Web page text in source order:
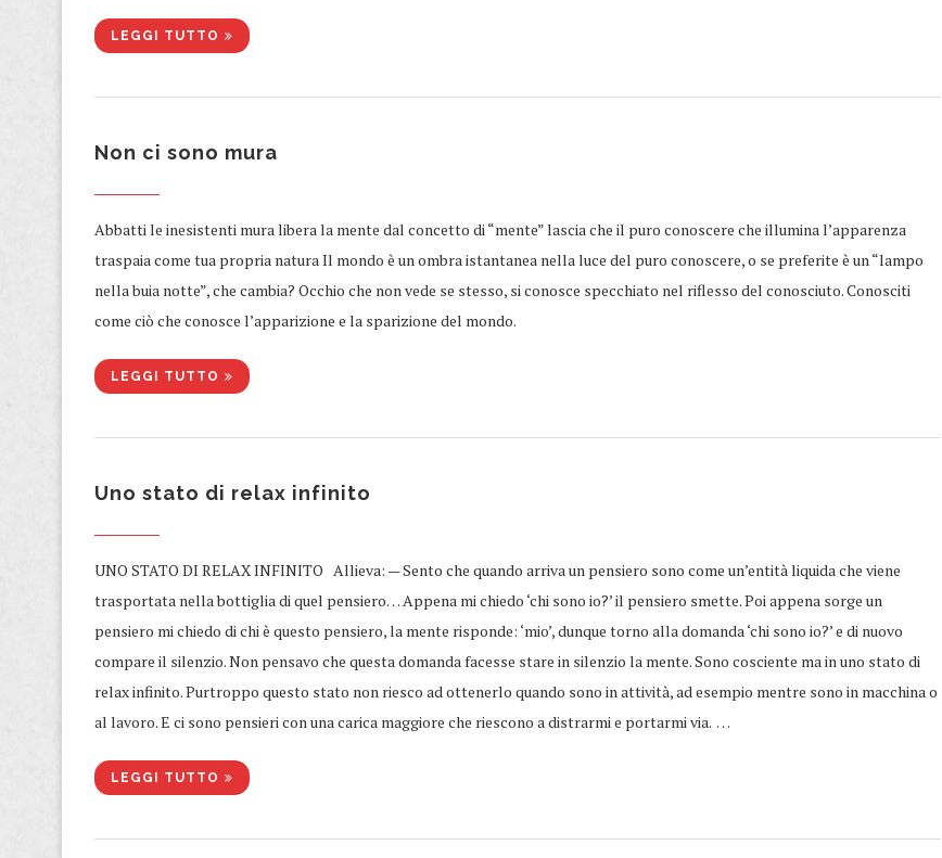
LEGGI TUTTO
Non ci sono mura
Abbatti le inesistenti mura libera la mente dal concetto di “mente” lascia che il puro conoscere che illumina l’apparenza
traspaia come tua propria natura Il mondo è un ombra istantanea nella luce del puro conoscere, o se preferite è un “lampo
nella buia notte”, che cambia? Occhio che non vede se stesso, si conosce specchiato nel riflesso del conosciuto. Conosciti
come ciò che conosce l’apparizione e la sparizione del mondo.
LEGGI TUTTO
Uno stato di relax infinito
UNO STATO DI RELAX INFINITO Allieva: — Sento che quando arriva un pensiero sono come un’entità liquida che viene
trasportata nella bottiglia di quel pensiero… Appena mi chiedo ‘chi sono io?’ il pensiero smette. Poi appena sorge un
pensiero mi chiedo di chi è questo pensiero, la mente risponde: ‘mio’, dunque torno alla domanda ‘chi sono io?’ e di nuovo
compare il silenzio. Non pensavo che questa domanda facesse stare in silenzio la mente. Sono cosciente ma in uno stato di
relax infinito. Purtroppo questo stato non riesco ad ottenerlo quando sono in attività, ad esempio mentre sono in macchina o
al lavoro. E ci sono pensieri con una carica maggiore che riescono a distrarmi e portarmi via. …
LEGGI TUTTO